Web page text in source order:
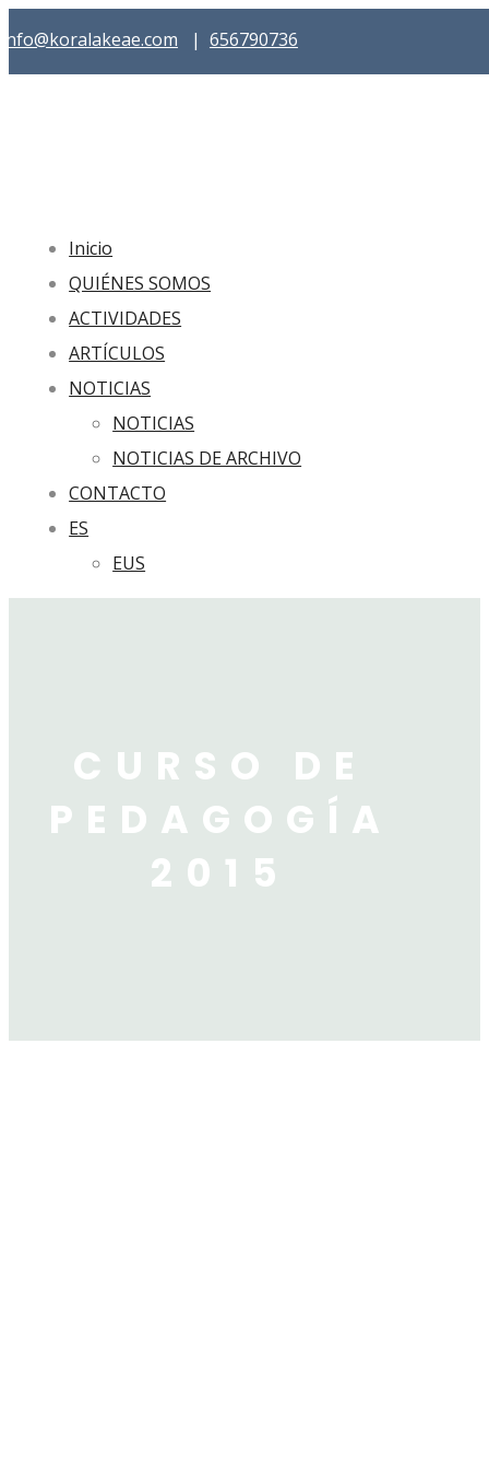
info@koralakeae.com | 656790736
Inicio
QUIÉNES SOMOS
ACTIVIDADES
ARTÍCULOS
NOTICIAS
NOTICIAS
NOTICIAS DE ARCHIVO
CONTACTO
ES
EUS
CURSO DE
PEDAGOGÍA
2015